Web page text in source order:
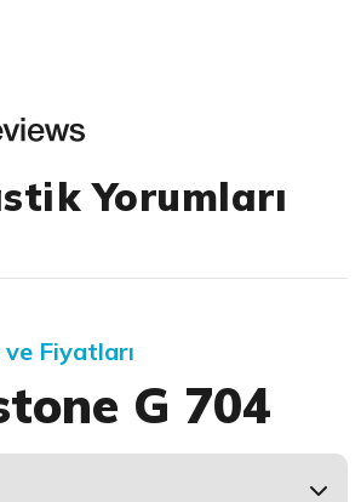
Yorumları
Fiyatları
G 704